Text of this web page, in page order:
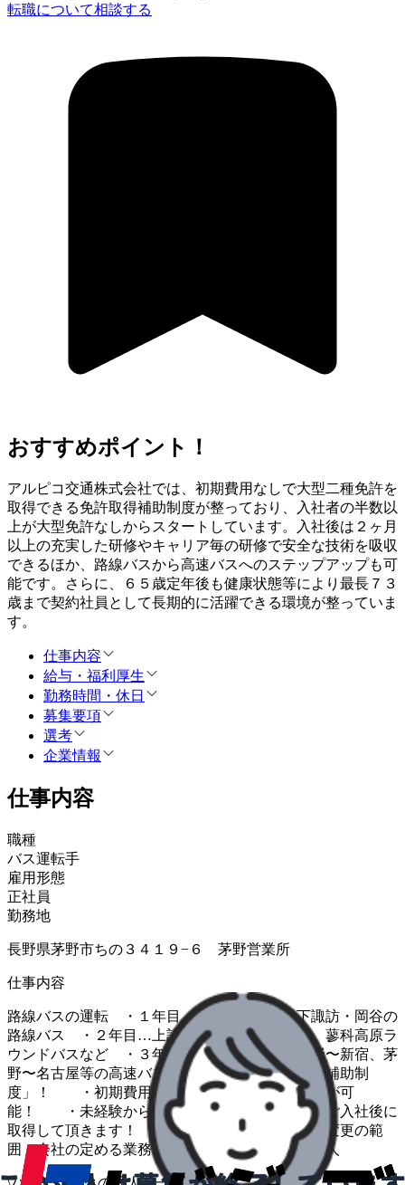
転職について相談する
おすすめポイント！
アルピコ交通株式会社では、初期費用なしで大型二種免許を
取得できる免許取得補助制度が整っており、入社者の半数以
上が大型免許なしからスタートしています。入社後は２ヶ月
以上の充実した研修やキャリア毎の研修で安全な技術を吸収
できるほか、路線バスから高速バスへのステップアップも可
能です。さらに、６５歳定年後も健康状態等により最長７３
歳まで契約社員として長期的に活躍できる環境が整っていま
す。
仕事内容
給与・福利厚生
勤務時間・休日
募集要項
選考
企業情報
仕事内容
職種
バス運転手
雇用形態
正社員
勤務地
長野県茅野市ちの３４１９−６ 茅野営業所
仕事内容
路線バスの運転 ・１年目…茅野・上諏訪・下諏訪・岡谷の
路線バス ・２年目…上記路線バス、車山高原、蓼科高原ラ
ウンドバスなど ・３年目以降…上記に加え茅野〜新宿、茅
野〜名古屋等の高速バス ◎安心の「免許取得補助制
度」！ ・初期費用なしで大型２種免許の取得が可
能！ ・未経験からスタートできます。 ・ご入社後に
取得して頂きます！ ◎正社員の求人です！ ＊変更の範
囲：会社の定める業務 ★トライアル雇用併用求人